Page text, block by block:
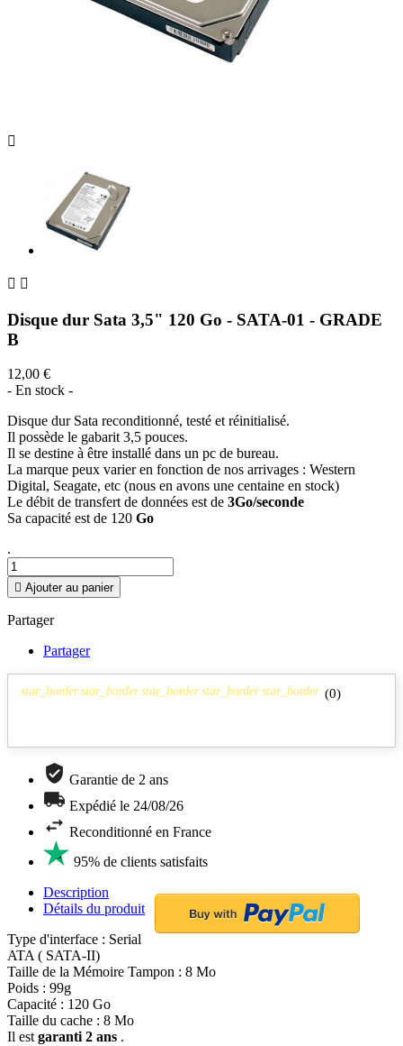

 
Disque dur Sata 3,5" 120 Go - SATA-01 - GRADE
B
12,00 €
- En stock -
Disque dur Sata reconditionné, testé et réinitialisé.
Il possède le gabarit 3,5 pouces.
Il se destine à être installé dans un pc de bureau.
La marque peux varier en fonction de nos arrivages : Western
Digital, Seagate, etc (nous en avons une centaine en stock)
Le débit de transfert de données est de 3Go/seconde
Sa capacité est de 120 Go
.
 Ajouter au panier
Partager
Partager
star_border star_border star_border star_border star_border (0)
Garantie de 2 ans
Expédié le 24/08/26
Reconditionné en France
95% de clients satisfaits
Description
Détails du produit
Type d'interface : Serial
ATA ( SATA-II)
Taille de la Mémoire Tampon : 8 Mo
Poids : 99g
Capacité : 120 Go
Taille du cache : 8 Mo
Il estgaranti 2 ans .